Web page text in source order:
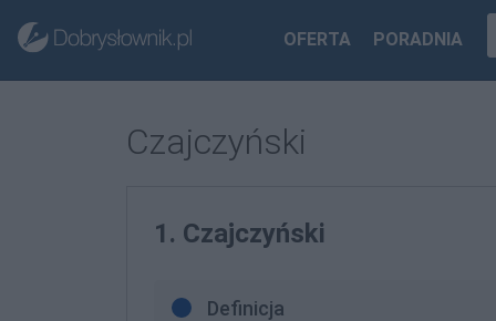
OFERTA PORADNIA
Czajczyński
1. Czajczyński
Definicja